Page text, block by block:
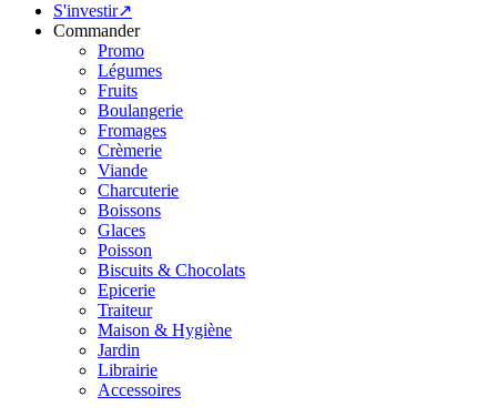
S'investir↗
Commander
Promo
Légumes
Fruits
Boulangerie
Fromages
Crèmerie
Viande
Charcuterie
Boissons
Glaces
Poisson
Biscuits & Chocolats
Epicerie
Traiteur
Maison & Hygiène
Jardin
Librairie
Accessoires